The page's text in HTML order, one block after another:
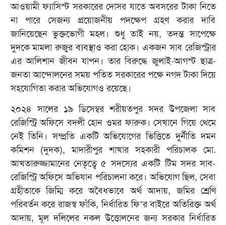
আওয়ামী ফ্যাসিস্ট সরকারের দোসর যাতে অবসরের টাকা নিতে
না পারে সেজন্য প্রয়োজনীয় পদক্ষেপ গ্রহণ করার দাবি
জানিয়েছেন ভুক্তভোগী মহল। শুধু তাই নয়, তদন্ত সাপেক্ষে
দুদকে মামলা রুজুর ব্যবস্থাও করা হোক। একজন সাব রেজিস্ট্রার
এর আলিশান জীবন যাপন। তার বিরুদ্ধে জুলাই-আগস্ট ছাত্র-
জনতা আন্দোলনের সময় পতিত সরকারের পক্ষে নগদ টাকা দিয়ে
সহযোগিতা করার অভিযোগও রয়েছে।
২০২৪ সালের ১৯ ডিসেম্বর শরীয়তপুর সদর উপজেলা সাব
রেজিস্ট্রি অফিসে বদলী হোন ওমর ফারুক। সেখানে গিয়ে থেমে
নেই তিনি। সম্প্রতি একটি অভিযোগের ভিত্তিতে দুর্নীতি দমন
কমিশন (দুদক), মাদারীপুর শাখার সহকারী পরিচালক মো.
আখতারুজ্জামানের নেতৃত্বে ৫ সদস্যের একটি টিম সদর সাব-
রেজিস্ট্রি অফিসে অভিযান পরিচালনা করে। অভিযোগ ছিল, সেবা
গ্রহীতাকে জিম্মি করে অবৈধভাবে অর্থ আদায়, জমির শ্রেণি
পরিবর্তন করে রাজস্ব ফাঁকি, নির্ধারিত ফি’র বাইরে অতিরিক্ত অর্থ
আদায়, মূল দলিলের নকল উত্তোলনের জন্য সরকার নির্ধারিত